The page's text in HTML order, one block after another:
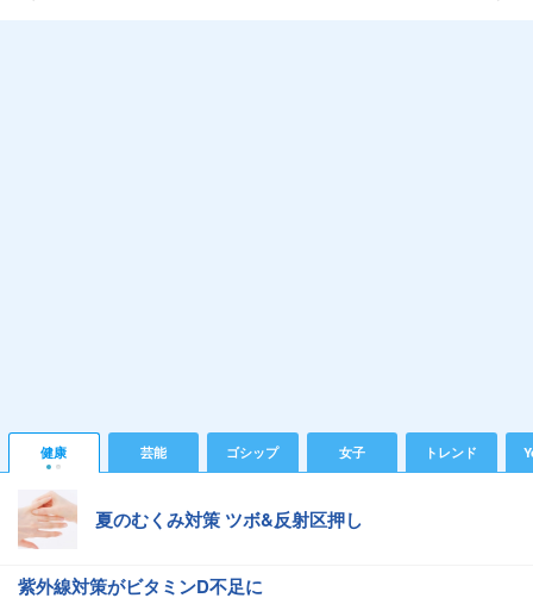
健康 芸能 ゴシップ 女子 トレンド
夏のむくみ対策 ツボ&反射区押し
紫外線対策がビタミンD不足に